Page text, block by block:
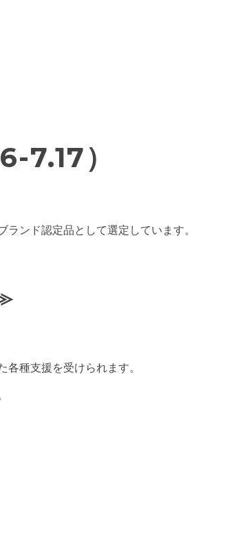
7.17）
ンド認定品として選定しています。
種支援を受けられます。